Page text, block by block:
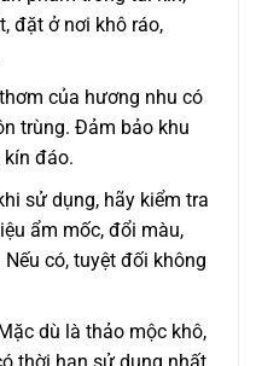
đặt ở nơi khô ráo,
của hương nhu có
trùng. Đảm bảo khu
kín đáo.
sử dụng, hãy kiểm tra
ẩm mốc, đổi màu,
có, tuyệt đối không
Mặc dù là thảo mộc khô,